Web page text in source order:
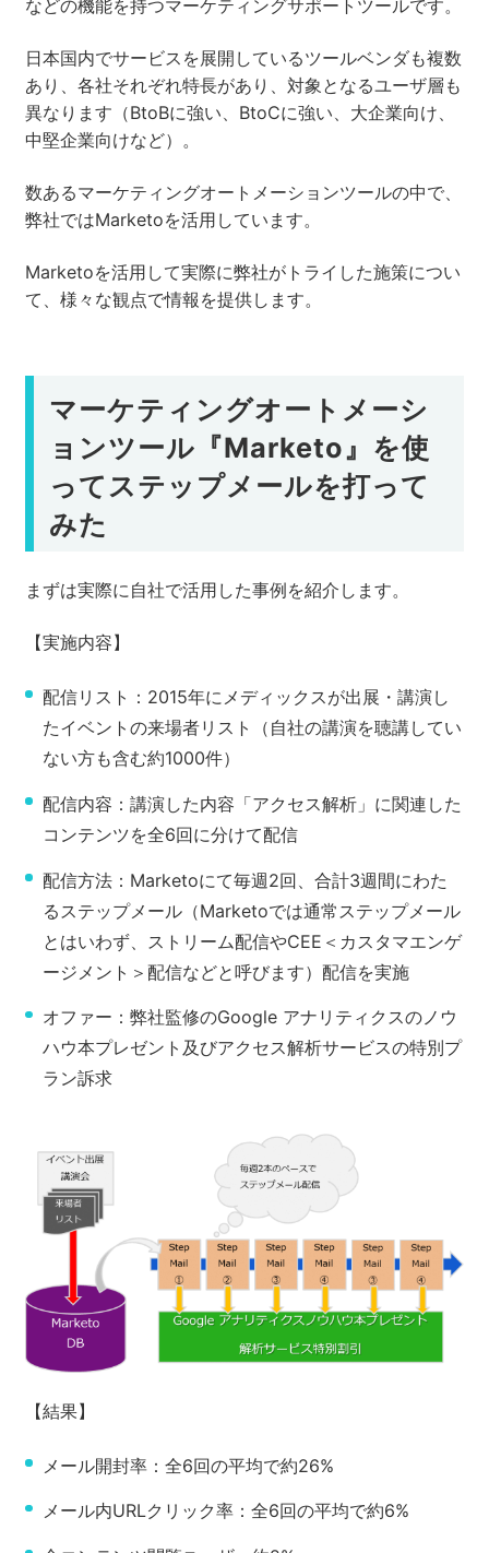
などの機能を持つマーケティングサポートツールです。
日本国内でサービスを展開しているツールベンダも複数
あり、各社それぞれ特長があり、対象となるユーザ層も
異なります（BtoBに強い、BtoCに強い、大企業向け、
中堅企業向けなど）。
数あるマーケティングオートメーションツールの中で、
弊社ではMarketoを活用しています。
Marketoを活用して実際に弊社がトライした施策につい
て、様々な観点で情報を提供します。
マーケティングオートメーシ
ョンツール『Marketo』を使
ってステップメールを打って
みた
まずは実際に自社で活用した事例を紹介します。
【実施内容】
配信リスト：2015年にメディックスが出展・講演し
たイベントの来場者リスト（自社の講演を聴講してい
ない方も含む約1000件）
配信内容：講演した内容「アクセス解析」に関連した
コンテンツを全6回に分けて配信
配信方法：Marketoにて毎週2回、合計3週間にわた
るステップメール（Marketoでは通常ステップメール
とはいわず、ストリーム配信やCEE＜カスタマエンゲ
ージメント＞配信などと呼びます）配信を実施
オファー：弊社監修のGoogle アナリティクスのノウ
ハウ本プレゼント及びアクセス解析サービスの特別プ
ラン訴求
【結果】
メール開封率：全6回の平均で約26%
メール内URLクリック率：全6回の平均で約6%